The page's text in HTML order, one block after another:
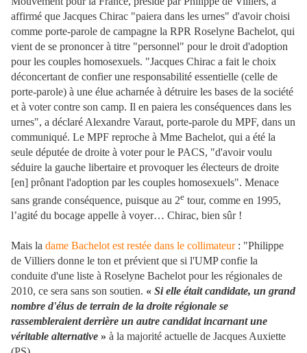
affirmé que Jacques Chirac "paiera dans les urnes" d'avoir choisi
comme porte-parole de campagne la RPR Roselyne Bachelot, qui
vient de se prononcer à titre "personnel" pour le droit d'adoption
pour les couples homosexuels. "Jacques Chirac a fait le choix
déconcertant de confier une responsabilité essentielle (celle de
porte-parole) à une élue acharnée à détruire les bases de la société
et à voter contre son camp. Il en paiera les conséquences dans les
urnes", a déclaré Alexandre Varaut, porte-parole du MPF, dans un
communiqué. Le MPF reproche à Mme Bachelot, qui a été la
seule députée de droite à voter pour le PACS, "d'avoir voulu
séduire la gauche libertaire et provoquer les électeurs de droite
[en] prônant l'adoption par les couples homosexuels". Menace
sans grande conséquence, puisque au 2e tour, comme en 1995,
l’agité du bocage appelle à voyer… Chirac, bien sûr !
Mais la dame Bachelot est restée dans le collimateur : "Philippe
de Villiers donne le ton et prévient que si l'UMP confie la
conduite d'une liste à Roselyne Bachelot pour les régionales de
2010, ce sera sans son soutien. « Si elle était candidate, un grand
nombre d'élus de terrain de la droite régionale se
rassembleraient derrière un autre candidat incarnant une
véritable alternative » à la majorité actuelle de Jacques Auxiette